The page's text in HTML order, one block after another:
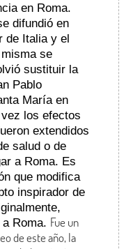
en Roma.
difundió en
de Italia y el
se
sustituir la
Pablo
María en
los efectos
extendidos
salud o de
a Roma. Es
que modifica
inspirador de
Roma. Fue un
de este año, la